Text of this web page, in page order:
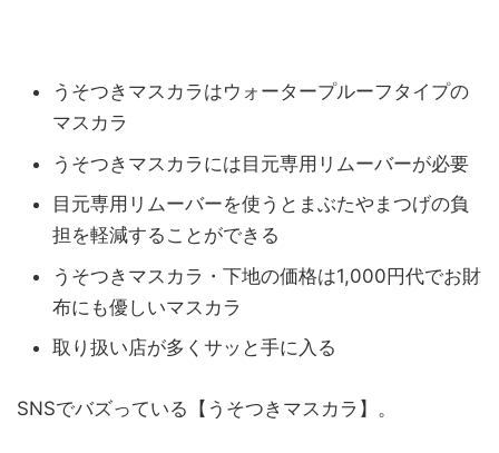
うそつきマスカラはウォータープルーフタイプの
マスカラ
うそつきマスカラには目元専用リムーバーが必要
目元専用リムーバーを使うとまぶたやまつげの負
担を軽減することができる
うそつきマスカラ・下地の価格は1,000円代でお財
布にも優しいマスカラ
取り扱い店が多くサッと手に入る
SNSでバズっている【うそつきマスカラ】。